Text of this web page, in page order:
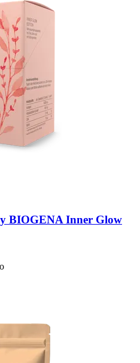
BIOGENA Inner Glow